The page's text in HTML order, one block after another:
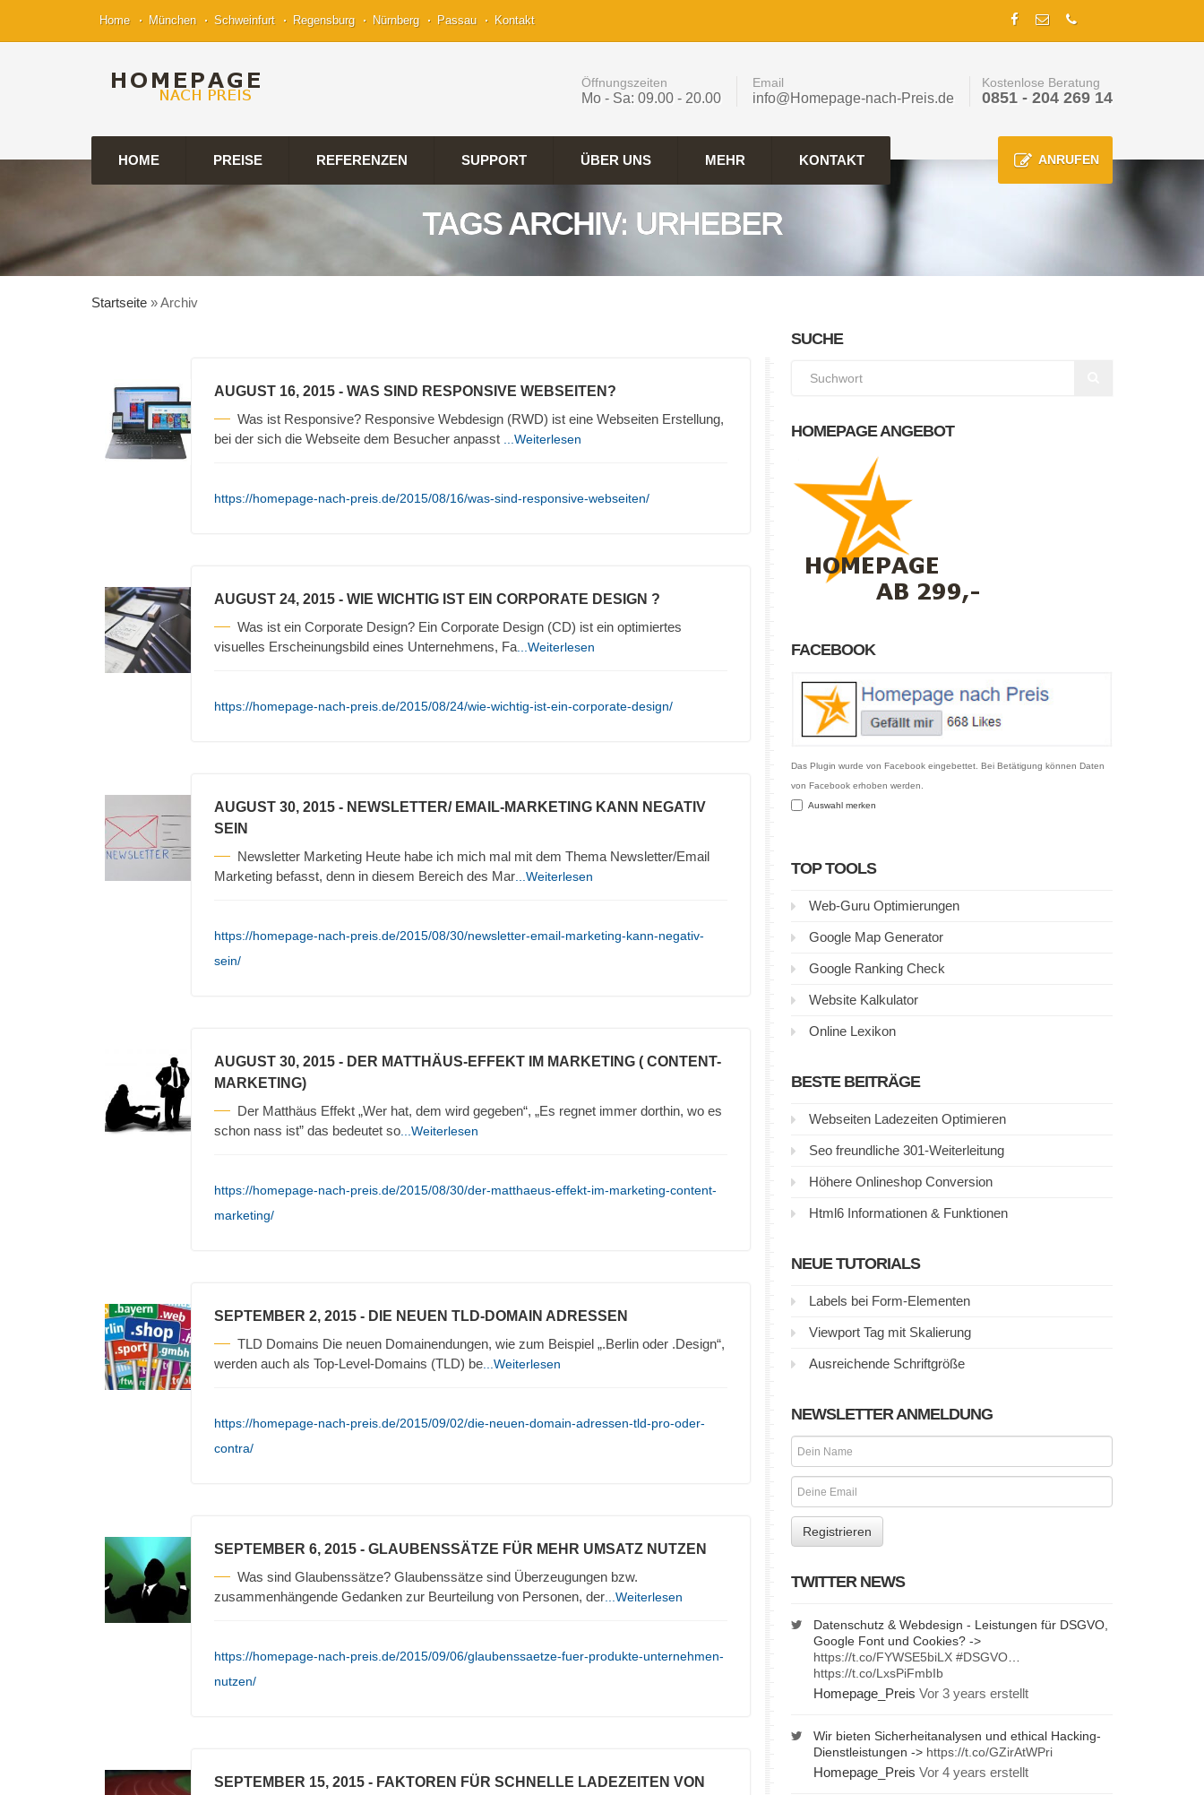
Home München Schweinfurt Regensburg Nürnberg Passau Kontakt
Öffnungszeiten
Mo - Sa: 09.00 - 20.00
Email
info@Homepage-nach-Preis.de
Kostenlose Beratung
0851 - 204 269 14
HOME PREISE REFERENZEN SUPPORT ÜBER UNS MEHR KONTAKT ANRUFEN
TAGS ARCHIV: URHEBER
Startseite »Archiv
AUGUST 16, 2015 - WAS SIND RESPONSIVE WEBSEITEN?
Was ist Responsive? Responsive Webdesign (RWD) ist eine Webseiten Erstellung,
bei der sich die Webseite dem Besucher anpasst
...Weiterlesen
https://homepage-nach-preis.de/2015/08/16/was-sind-responsive-webseiten/
AUGUST 24, 2015 - WIE WICHTIG IST EIN CORPORATE DESIGN ?
Was ist ein Corporate Design? Ein Corporate Design (CD) ist ein optimiertes
visuelles Erscheinungsbild eines Unternehmens, Fa ...Weiterlesen
https://homepage-nach-preis.de/2015/08/24/wie-wichtig-ist-ein-corporate-design/
AUGUST 30, 2015 - NEWSLETTER/ EMAIL-MARKETING KANN NEGATIV
SEIN
Newsletter Marketing Heute habe ich mich mal mit dem Thema Newsletter/Email
Marketing befasst, denn in diesem Bereich des Mar ...Weiterlesen
https://homepage-nach-preis.de/2015/08/30/newsletter-email-marketing-kann-negativ-
sein/
AUGUST 30, 2015 - DER MATTHÄUS-EFFEKT IM MARKETING ( CONTENT-
MARKETING)
Der Matthäus Effekt „Wer hat, dem wird gegeben“, „Es regnet immer dorthin, wo es
schon nass ist” das bedeutet so ...Weiterlesen
https://homepage-nach-preis.de/2015/08/30/der-matthaeus-effekt-im-marketing-content-
marketing/
SEPTEMBER 2, 2015 - DIE NEUEN TLD-DOMAIN ADRESSEN
TLD Domains Die neuen Domainendungen, wie zum Beispiel „.Berlin oder .Design“,
werden auch als Top-Level-Domains (TLD) be ...Weiterlesen
https://homepage-nach-preis.de/2015/09/02/die-neuen-domain-adressen-tld-pro-oder-
contra/
SEPTEMBER 6, 2015 - GLAUBENSSÄTZE FÜR MEHR UMSATZ NUTZEN
Was sind Glaubenssätze? Glaubenssätze sind Überzeugungen bzw.
zusammenhängende Gedanken zur Beurteilung von Personen, der ...Weiterlesen
https://homepage-nach-preis.de/2015/09/06/glaubenssaetze-fuer-produkte-unternehmen-
nutzen/
SEPTEMBER 15, 2015 - FAKTOREN FÜR SCHNELLE LADEZEITEN VON
SUCHE
HOMEPAGE ANGEBOT
FACEBOOK
Das Plugin wurde von Facebook eingebettet. Bei Betätigung können Daten
von Facebook erhoben werden.
Auswahl merken
TOP TOOLS
Web-Guru Optimierungen
Google Map Generator
Google Ranking Check
Website Kalkulator
Online Lexikon
BESTE BEITRÄGE
Webseiten Ladezeiten Optimieren
Seo freundliche 301-Weiterleitung
Höhere Onlineshop Conversion
Html6 Informationen & Funktionen
NEUE TUTORIALS
Labels bei Form-Elementen
Viewport Tag mit Skalierung
Ausreichende Schriftgröße
NEWSLETTER ANMELDUNG
TWITTER NEWS
Datenschutz & Webdesign - Leistungen für DSGVO,
Google Font und Cookies? ->
https://t.co/FYWSE5biLX #DSGVO…
https://t.co/LxsPiFmbIb
Homepage_Preis Vor 3 years erstellt
Wir bieten Sicherheitanalysen und ethical Hacking-
Dienstleistungen -> https://t.co/GZirAtWPri
Homepage_Preis Vor 4 years erstellt